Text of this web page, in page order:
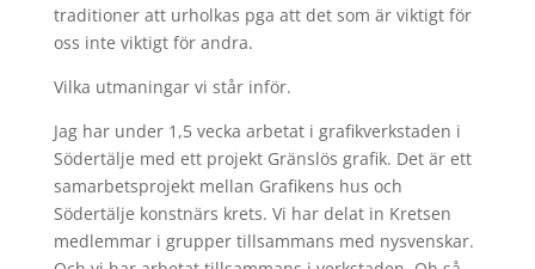
traditioner att urholkas pga att det som är viktigt för
oss inte viktigt för andra.
Vilka utmaningar vi står inför.
Jag har under 1,5 vecka arbetat i grafikverkstaden i
Södertälje med ett projekt Gränslös grafik. Det är ett
samarbetsprojekt mellan Grafikens hus och
Södertälje konstnärs krets. Vi har delat in Kretsen
medlemmar i grupper tillsammans med nysvenskar.